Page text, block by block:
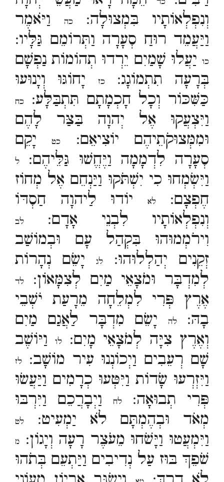
וְנִפְלְאוֹתָיו בִּמְצוּלָה:כה
וַיֹּאמֶר
וַיַּעֲמֵד רוּחַ סְעָרָה וַתְּרוֹמֵם גַּלָּיו:
כו יַעֲלוּ שָׁמַיִם יֵרְדוּ תְהוֹמוֹת נַפְשָׁם
בְּרָעָה תִתְמוֹגָג:כז
יָחוֹגּוּ וְיָנוּעוּ
כַּשִּׁכּוֹר וְכָל חָכְמָתָם תִּתְבַּלָּע:
כח
וַיִּצְעֲקוּ אֶל יְהוָה בַּצַּר לָהֶם
וּמִמְּצוּקֹתֵיהֶם יוֹצִיאֵם:
כטיָקֵם
סְעָרָה לִדְמָמָה וַיֶּחֱשׁוּ גַּלֵּיהֶם:
ל
וַיִּשְׂמְחוּ כִי יִשְׁתֹּקוּ וַיַּנְחֵם אֶל מְחוֹז
חֶפְצָם:לא
יוֹדוּ לַיהוָה חַסְדּוֹ
וְנִפְלְאוֹתָיו לִבְנֵי אָדָם:
לב
וִירֹמְמוּהוּ בִּקְהַל עָם וּבְמוֹשַׁב
זְקֵנִים יְהַלְלוּהוּ:
לג
יָשֵׂם נְהָרוֹת
לְמִדְבָּר וּמֹצָאֵי מַיִם לְצִמָּאוֹן:
לד
אֶרֶץ פְּרִי לִמְלֵחָה מֵרָעַת יֹשְׁבֵי
בָהּ:לה
יָשֵׂם מִדְבָּר לַאֲגַם מַיִם
וְאֶרֶץ צִיָּה לְמֹצָאֵי מָיִם:לו
וַיּוֹשֶׁב
שָׁם רְעֵבִים וַיְכוֹנְנוּ עִיר מוֹשָׁב:
לז
וַיִּזְרְעוּ שָׂדוֹת וַיִּטְּעוּ כְרָמִים וַיַּעֲשׂוּ
פְּרִי תְבוּאָה:לח
וַיְבָרֲכֵם וַיִּרְבּוּ
מְאֹד וּבְהֶמְתָּם לֹא יַמְעִיט:
לט
וַיִּמְעֲטוּ וַיָּשֹׁחוּ מֵעֹצֶר רָעָה וְיָגוֹן: מ
שֹׁפֵךְ בּוּז עַל נְדִיבִים וַיַּתְעֵם בְּתֹהוּ